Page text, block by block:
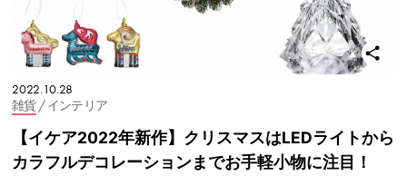
2022.10.28
雑貨/ インテリア
【イケア2022年新作】クリスマスはLEDライトから
カラフルデコレーションまでお手軽小物に注目！